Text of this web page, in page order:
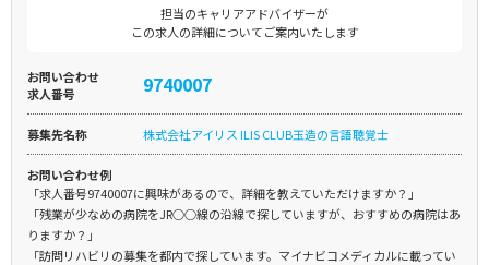
担当のキャリアアドバイザーが
この求人の詳細についてご案内いたします
お問い合わせ
求人番号
9740007
募集先名称 株式会社アイリス ILIS CLUB玉造の言語聴覚士
お問い合わせ例
「求人番号9740007に興味があるので、詳細を教えていただけますか？」
「残業が少なめの病院をJR○○線の沿線で探していますが、おすすめの病院はあ
りますか？」
「訪問リハビリの募集を都内で探しています。マイナビコメディカルに載ってい